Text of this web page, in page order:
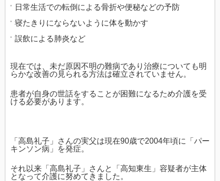
日常生活での転倒による骨折や便秘などの予防
寝たきりにならないように体を動かす
誤飲による肺炎など
現在では、未だ原因不明の難病であり治療についても明
らかな改善の見られる方法は確立されていません。
患者が自身の世話をすることが困難になるため介護を受
ける必要があります。
「高島礼子」さんの実父は現在90歳で2004年頃に「パー
キンソン病」を発症。
それ以来「高島礼子」さんと「高知東生」容疑者が主体
となって介護に努めてきました。